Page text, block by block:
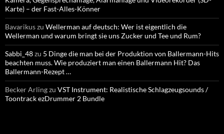
Karte) – der Fast-Alles-Könner
Bavarikuszu Wellerman auf deutsch: Wer ist eigentlich die
Wellerman und warum bringt sie uns Zucker und Tee und Rum?
Sabbi_48zu 5 Dinge die man bei der Produktion von Ballermann-Hits
beachten muss. Wie produziert man einen Ballermann Hit? Das
Ballermann-Rezept …
Becker Arlingzu VST Instrument: Realistische Schlagzeugsounds /
Toontrack ezDrummer 2 Bundle